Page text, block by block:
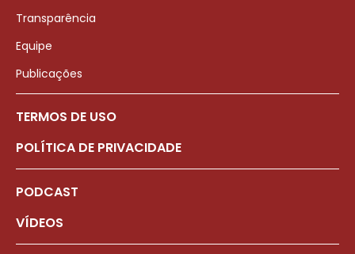
Transparência
Equipe
Publicações
TERMOS DE USO
POLÍTICA DE PRIVACIDADE
PODCAST
VÍDEOS